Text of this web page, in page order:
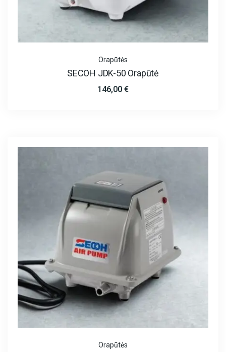
Orapūtės
SECOH JDK-50 Orapūtė
146,00 €
Orapūtės